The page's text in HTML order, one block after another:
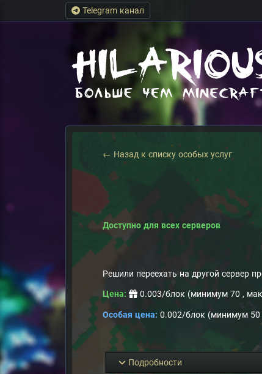
Telegram канал
← Назад к списку особых услуг
Доступно для всех серверов
Решили переехать на другой сервер
Цена: 0.003/блок (минимум 70 ,
Особая цена: 0.002/блок (минимум 50
Подробности